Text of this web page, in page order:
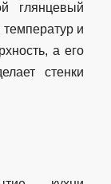
глянцевый
и
а его
стенки